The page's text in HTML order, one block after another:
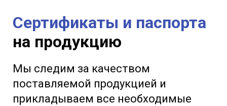
Сертификаты и паспорта
на продукцию
Мы следим за качеством
поставляемой продукцией и
прикладываем все необходимые